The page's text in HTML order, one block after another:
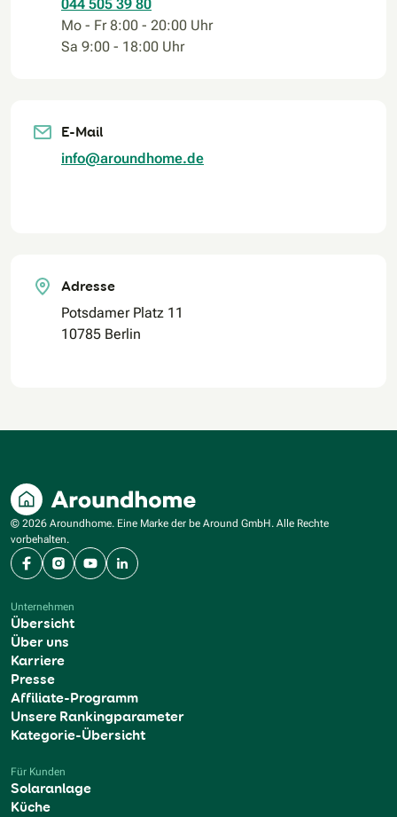
044 505 39 80
Mo - Fr 8:00 - 20:00 Uhr
Sa 9:00 - 18:00 Uhr
E-Mail
info@aroundhome.de
Adresse
Potsdamer Platz 11
10785 Berlin
© 2026 Aroundhome. Eine Marke der be Around GmbH. Alle Rechte
vorbehalten.
FacebookInstagram
YouTubeLinkedIn
Unternehmen
Übersicht
Über uns
Karriere
Presse
Affiliate-Programm
Unsere Rankingparameter
Kategorie-Übersicht
Für Kunden
Solaranlage
Küche